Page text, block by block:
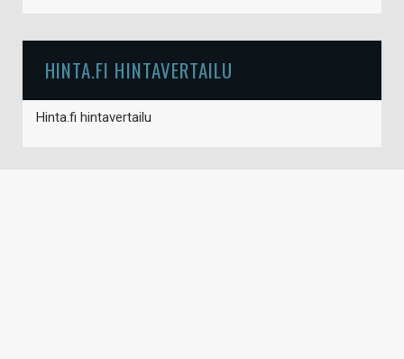
HINTA.FI HINTAVERTAILU
Hinta.fi hintavertailu